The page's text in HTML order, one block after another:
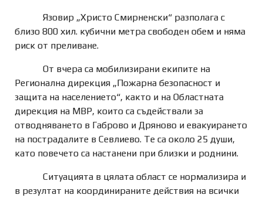
Язовир „Христо Смирненски“ разполага с
близо 800 хил. кубични метра свободен обем и няма
риск от преливане.
От вчера са мобилизирани екипите на
Регионална дирекция „Пожарна безопасност и
защита на населението“, както и на Областната
дирекция на МВР, които са съдействали за
отводняването в Габрово и Дряново и евакуирането
на пострадалите в Севлиево. Те са около 25 души,
като повечето са настанени при близки и роднини.
Ситуацията в цялата област се нормализира и
в резултат на координираните действия на всички